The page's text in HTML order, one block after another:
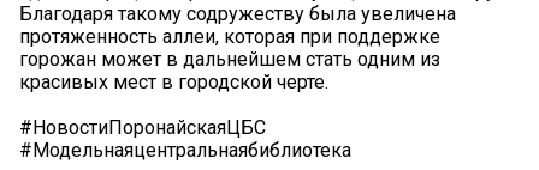
Благодаря такому содружеству была увеличена
протяженность аллеи, которая при поддержке
горожан может в дальнейшем стать одним из
красивых мест в городской черте.
#НовостиПоронайскаяЦБС
#Модельнаяцентральнаябиблиотека